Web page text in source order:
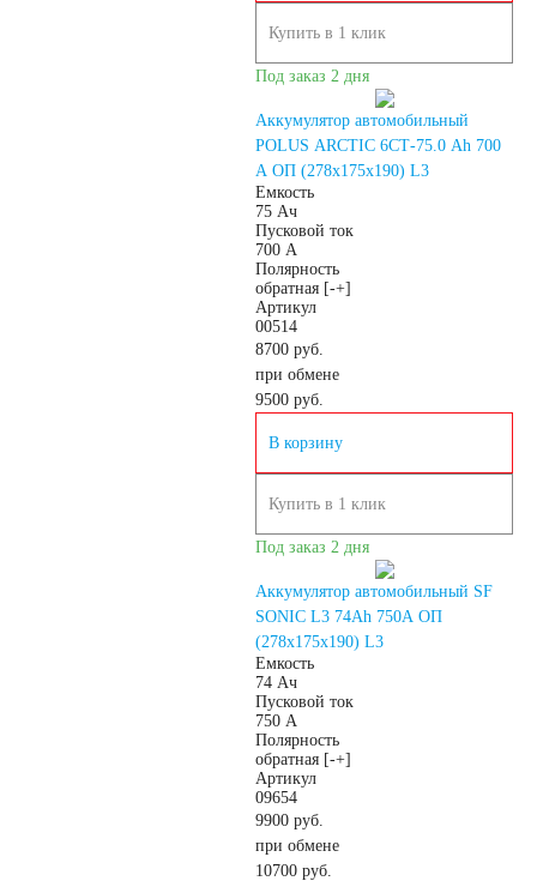
АКБ для охранно-
пожарных систем
АКБ для кассовых
Электропогрузчики
Купить в 1 клик
Под заказ 2 дня
Аккумулятор автомобильный
POLUS ARCTIC 6СТ-75.0 Ah 700
A ОП (278x175x190) L3
Емкость
75 Ач
Пусковой ток
700 А
Полярность
обратная [-+]
Артикул
00514
8700 руб.
при обмене
9500 руб.
В корзину
Купить в 1 клик
Под заказ 2 дня
Аккумулятор автомобильный SF
SONIC L3 74Ah 750A ОП
(278х175х190) L3
Емкость
74 Ач
Пусковой ток
750 А
Полярность
обратная [-+]
Артикул
09654
9900 руб.
при обмене
10700 руб.